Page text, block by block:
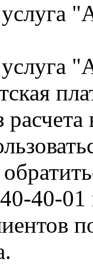
40-